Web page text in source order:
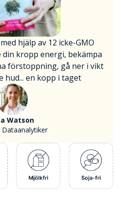
hjälp av 12 icke-GMO
kropp energi, bekämpa
förstoppning, gå ner i vikt
hud... en kopp i taget!
Watson
Dataanalytiker